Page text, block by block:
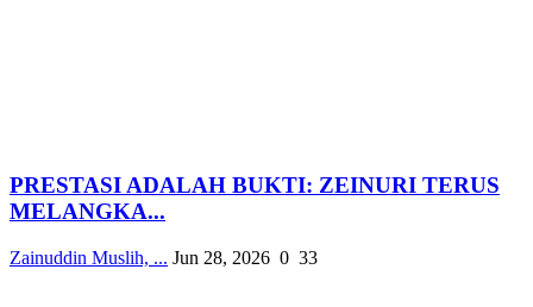
PRESTASI ADALAH BUKTI: ZEINURI TERUS
MELANGKA...
Zainuddin Muslih, ... Jun 28, 2026 0 33